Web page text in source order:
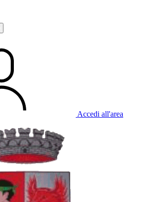
Accedi all'area